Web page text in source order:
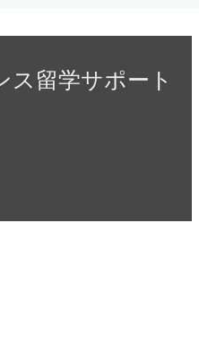
ス留学サポート